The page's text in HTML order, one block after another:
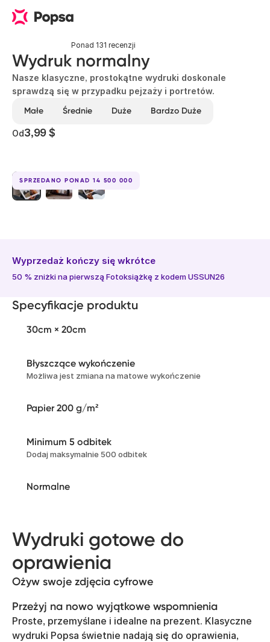
Ponad 131 recenzji
Wydruk normalny
Nasze klasyczne, prostokątne wydruki doskonale
sprawdzą się w przypadku pejzaży i portretów.
Małe
Średnie Duże Bardzo Duże
Od3,99 $
SPRZEDANO PONAD 14 500 000
Wyprzedaż kończy się wkrótce
50 % zniżki na pierwszą Fotoksiążkę z kodem USSUN26
Specyfikacje produktu
30cm × 20cm
Błyszczące wykończenie
Możliwa jest zmiana na matowe wykończenie
Papier 200 g/m²
Minimum 5 odbitek
Dodaj maksymalnie 500 odbitek
Normalne
Wydruki gotowe do
oprawienia
Ożyw swoje zdjęcia cyfrowe
Przeżyj na nowo wyjątkowe wspomnienia
Proste, przemyślane i idealne na prezent. Klasyczne
wydruki Popsa świetnie nadają się do oprawienia,